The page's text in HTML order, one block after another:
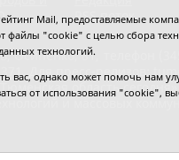
RSS поток
Осипенко, 81,
Для пресс-релизов:
область
и массовых
Mail, предоставляемые
файлы "cookie" с целью сбора
технологий.
однако может помочь нам
от использования "cookie",